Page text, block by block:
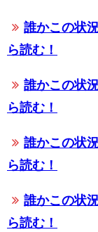
誰かこの状
ら読む！
誰かこの状
ら読む！
誰かこの状
ら読む！
誰かこの状
ら読む！